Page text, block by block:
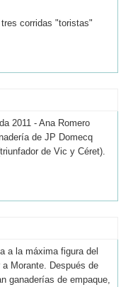
corridas "toristas"
2011 - Ana Romero
de JP Domecq
de Vic y Céret).
a la máxima figura del
Morante. Después de
ganaderías de empaque,